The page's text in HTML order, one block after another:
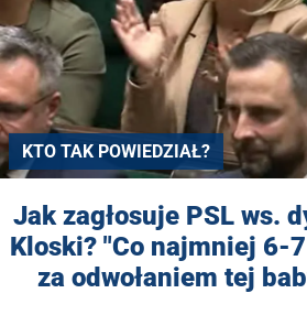
KTO TAK POWIEDZIAŁ?
Jak zagłosuje PSL ws.
Kloski? "Co najmniej 6-
za odwołaniem tej